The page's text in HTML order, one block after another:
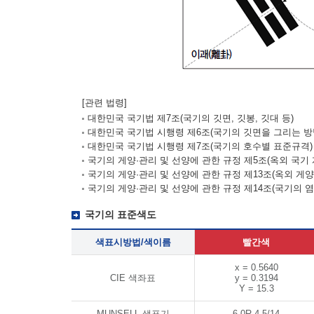
[관련 법령]
대한민국 국기법 제7조(국기의 깃면, 깃봉, 깃대 등)
대한민국 국기법 시행령 제6조(국기의 깃면을 그리는
대한민국 국기법 시행령 제7조(국기의 호수별 표준규격)
국기의 게양·관리 및 선양에 관한 규정 제5조(옥외 국기
국기의 게양·관리 및 선양에 관한 규정 제13조(옥외 게
국기의 게양·관리 및 선양에 관한 규정 제14조(국기의
국기의 표준색도
색표시방법/색이름 빨간색
CIE 색좌표
x = 0.5640
y = 0.3194
Y = 15.3